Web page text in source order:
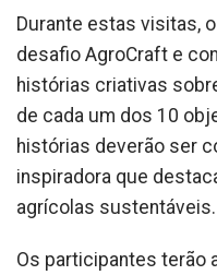
Durante estas visitas, o
desafio AgroCraft e
histórias criativas
de cada um dos 10
histórias deverão ser
inspiradora que
agrícolas sustentáveis.
Os participantes terão